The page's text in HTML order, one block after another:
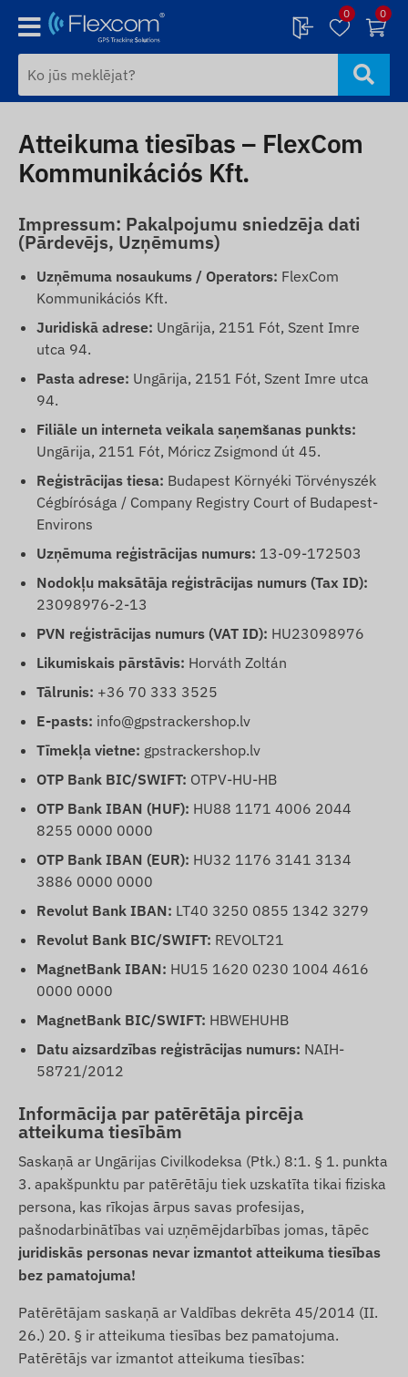
0 0
Atteikuma tiesības – FlexCom
Kommunikációs Kft.
Impressum: Pakalpojumu sniedzēja dati
(Pārdevējs, Uzņēmums)
Uzņēmuma nosaukums / Operators: FlexCom
Kommunikációs Kft.
Juridiskā adrese: Ungārija, 2151 Fót, Szent Imre
utca 94.
Pasta adrese: Ungārija, 2151 Fót, Szent Imre utca
94.
Filiāle un interneta veikala saņemšanas punkts:
Ungārija, 2151 Fót, Móricz Zsigmond út 45.
Reģistrācijas tiesa: Budapest Környéki Törvényszék
Cégbírósága / Company Registry Court of Budapest-
Environs
Uzņēmuma reģistrācijas numurs: 13-09-172503
Nodokļu maksātāja reģistrācijas numurs (Tax ID):
23098976-2-13
PVN reģistrācijas numurs (VAT ID): HU23098976
Likumiskais pārstāvis: Horváth Zoltán
Tālrunis: +36 70 333 3525
E-pasts: info@gpstrackershop.lv
Tīmekļa vietne: gpstrackershop.lv
OTP Bank BIC/SWIFT: OTPV-HU-HB
OTP Bank IBAN (HUF): HU88 1171 4006 2044
8255 0000 0000
OTP Bank IBAN (EUR): HU32 1176 3141 3134
3886 0000 0000
Revolut Bank IBAN: LT40 3250 0855 1342 3279
Revolut Bank BIC/SWIFT: REVOLT21
MagnetBank IBAN: HU15 1620 0230 1004 4616
0000 0000
MagnetBank BIC/SWIFT: HBWEHUHB
Datu aizsardzības reģistrācijas numurs: NAIH-
58721/2012
Informācija par patērētāja pircēja
atteikuma tiesībām
Saskaņā ar Ungārijas Civilkodeksa (Ptk.) 8:1. § 1. punkta
3. apakšpunktu par patērētāju tiek uzskatīta tikai fiziska
persona, kas rīkojas ārpus savas profesijas,
pašnodarbinātības vai uzņēmējdarbības jomas, tāpēc
juridiskās personas nevar izmantot atteikuma tiesības
bez pamatojuma!
Patērētājam saskaņā ar Valdības dekrēta 45/2014 (II.
26.) 20. § ir atteikuma tiesības bez pamatojuma.
Patērētājs var izmantot atteikuma tiesības: